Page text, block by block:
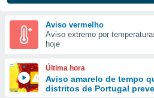
das
e
forma
digital
Aviso vermelho
Aviso extremo por
hoje
Última hora
Aviso amarelo de tempo
distritos de Portugal